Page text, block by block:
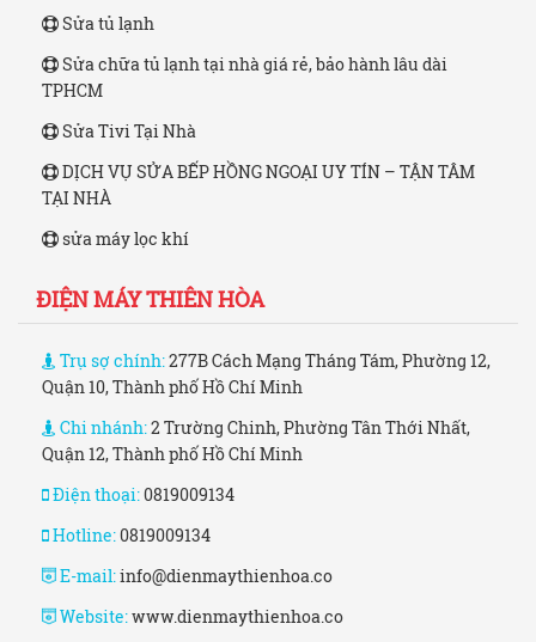
Sửa tủ lạnh
Sửa chữa tủ lạnh tại nhà giá rẻ, bảo hành lâu dài
TPHCM
Sửa Tivi Tại Nhà
DỊCH VỤ SỬA BẾP HỒNG NGOẠI UY TÍN – TẬN TÂM
TẠI NHÀ
sửa máy lọc khí
ĐIỆN MÁY THIÊN HÒA
Trụ sợ chính:277B Cách Mạng Tháng Tám, Phường 12,
Quận 10, Thành phố Hồ Chí Minh
Chi nhánh:2 Trường Chinh, Phường Tân Thới Nhất,
Quận 12, Thành phố Hồ Chí Minh
Điện thoại:0819009134
Hotline:0819009134
E-mail:info@dienmaythienhoa.co
Website:www.dienmaythienhoa.co